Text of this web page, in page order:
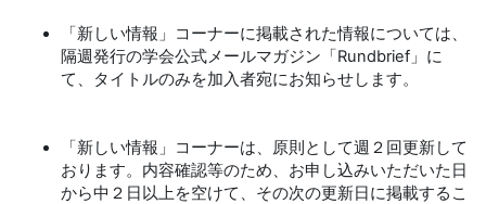
「新しい情報」コーナーに掲載された情報については、
隔週発行の学会公式メールマガジン「Rundbrief」に
て、タイトルのみを加入者宛にお知らせします。
「新しい情報」コーナーは、原則として週２回更新して
おります。内容確認等のため、お申し込みいただいた日
から中２日以上を空けて、その次の更新日に掲載するこ